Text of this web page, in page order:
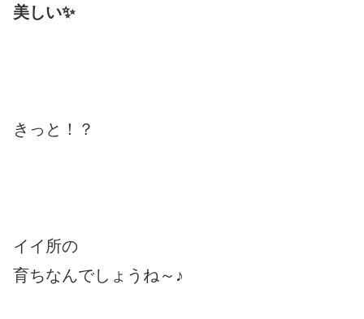
美しい✨
きっと！？
イイ所の
育ちなんでしょうね～♪